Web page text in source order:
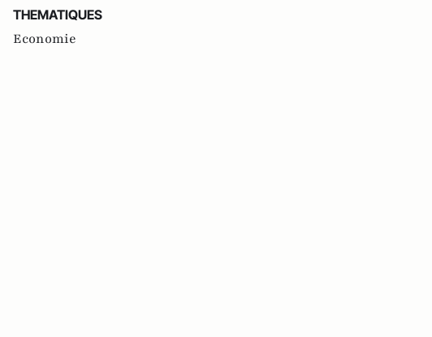
THEMATIQUES
Economie